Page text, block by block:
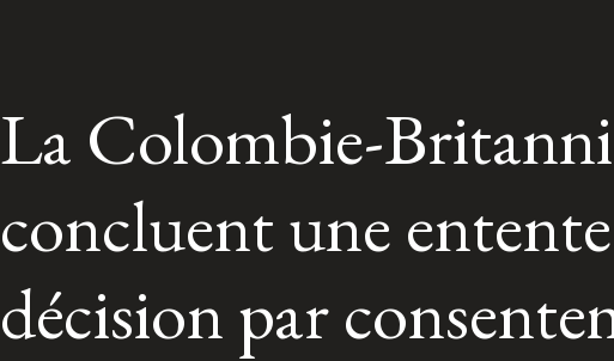
La Colombie-
concluent une
décision par